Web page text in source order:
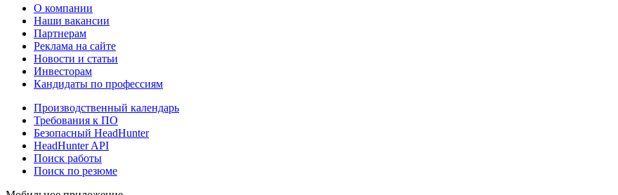
О компании
Наши вакансии
Партнерам
Реклама на сайте
Новости и статьи
Инвесторам
Кандидаты по профессиям
Производственный календарь
Требования к ПО
Безопасный HeadHunter
HeadHunter API
Поиск работы
Поиск по резюме